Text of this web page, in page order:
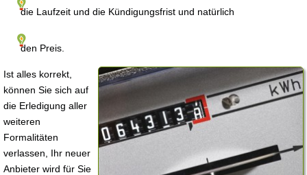
die Laufzeit und die Kündigungsfrist und natürlich
den Preis.
Ist alles korrekt,
können Sie sich auf
die Erledigung aller
weiteren
Formalitäten
verlassen, Ihr neuer
Anbieter wird für Sie